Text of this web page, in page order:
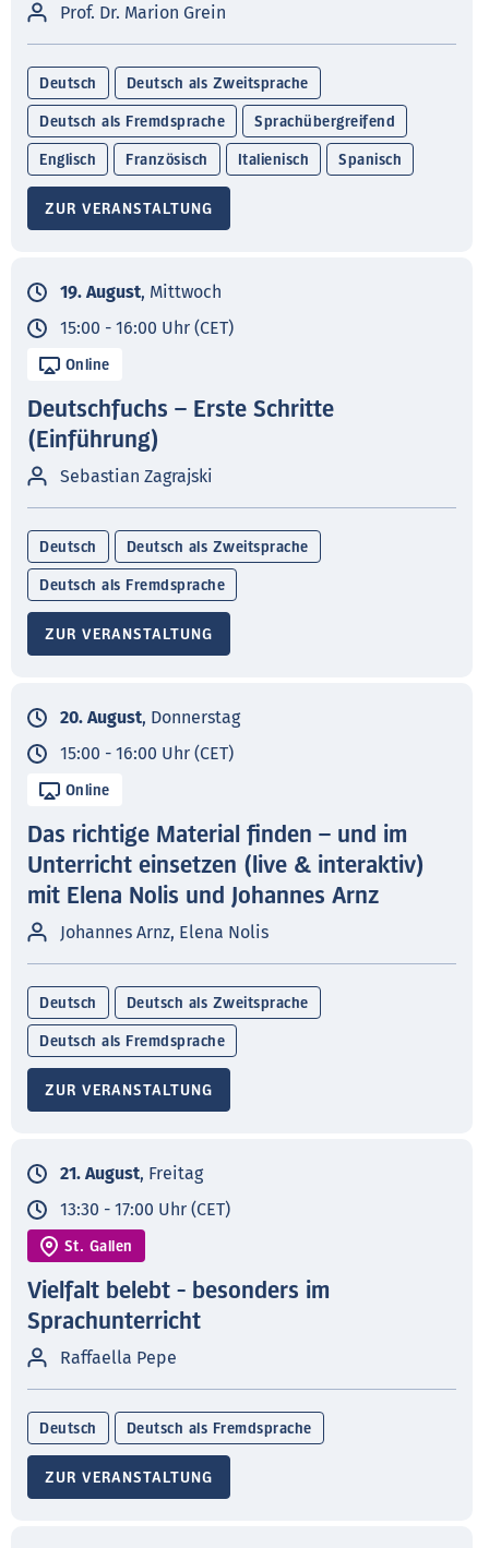
Prof. Dr. Marion Grein
Deutsch Deutsch als Zweitsprache
Deutsch als Fremdsprache Sprachübergreifend
Englisch Französisch Italienisch Spanisch
ZUR VERANSTALTUNG
19. August, Mittwoch
15:00 - 16:00 Uhr (CET)
Online
Deutschfuchs – Erste Schritte
(Einführung)
Sebastian Zagrajski
Deutsch Deutsch als Zweitsprache
Deutsch als Fremdsprache
ZUR VERANSTALTUNG
20. August, Donnerstag
15:00 - 16:00 Uhr (CET)
Online
Das richtige Material finden – und im
Unterricht einsetzen (live & interaktiv)
mit Elena Nolis und Johannes Arnz
Johannes Arnz, Elena Nolis
Deutsch Deutsch als Zweitsprache
Deutsch als Fremdsprache
ZUR VERANSTALTUNG
21. August, Freitag
13:30 - 17:00 Uhr (CET)
St. Gallen
Vielfalt belebt - besonders im
Sprachunterricht
Raffaella Pepe
Deutsch Deutsch als Fremdsprache
ZUR VERANSTALTUNG